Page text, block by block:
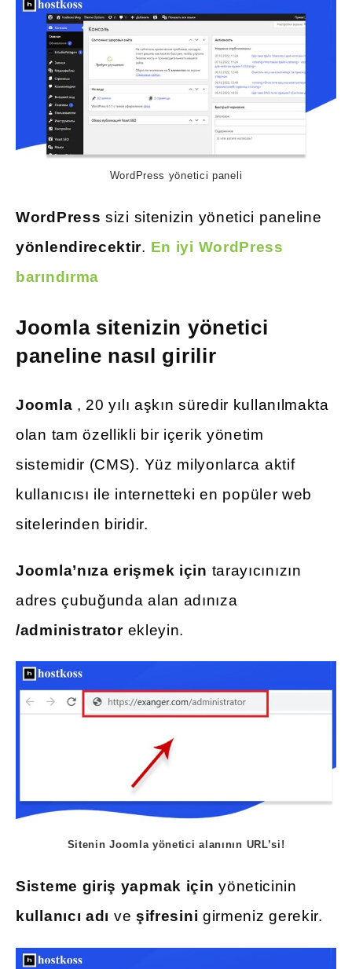
WordPress yönetici paneli
WordPress sizi sitenizin yönetici paneline
yönlendirecektir. En iyi WordPress
barındırma
Joomla sitenizin yönetici
paneline nasıl girilir
Joomla , 20 yılı aşkın süredir kullanılmakta
olan tam özellikli bir içerik yönetim
sistemidir (CMS). Yüz milyonlarca aktif
kullanıcısı ile internetteki en popüler web
sitelerinden biridir.
Joomla’nıza erişmek için tarayıcınızın
adres çubuğunda alan adınıza
/administratorekleyin.
Sitenin Joomla yönetici alanının URL’si!
Sisteme giriş yapmak için yöneticinin
kullanıcı adı ve şifresini girmeniz gerekir.